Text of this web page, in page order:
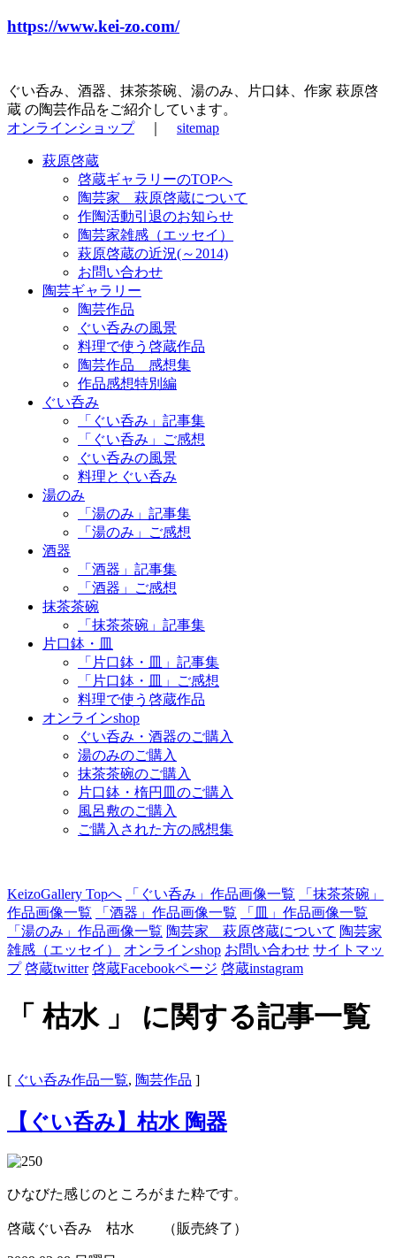
https://www.kei-zo.com/
ぐい呑み、酒器、抹茶茶碗、湯のみ、片口鉢、作家 萩原啓
蔵 の陶芸作品をご紹介しています。
オンラインショップ｜ sitemap
萩原啓蔵
啓蔵ギャラリーのTOPへ
陶芸家 萩原啓蔵について
作陶活動引退のお知らせ
陶芸家雑感（エッセイ）
萩原啓蔵の近況(～2014)
お問い合わせ
陶芸ギャラリー
陶芸作品
ぐい呑みの風景
料理で使う啓蔵作品
陶芸作品 感想集
作品感想特別編
ぐい呑み
「ぐい呑み」記事集
「ぐい呑み」ご感想
ぐい呑みの風景
料理とぐい呑み
湯のみ
「湯のみ」記事集
「湯のみ」ご感想
酒器
「酒器」記事集
「酒器」ご感想
抹茶茶碗
「抹茶茶碗」記事集
片口鉢・皿
「片口鉢・皿」記事集
「片口鉢・皿」ご感想
料理で使う啓蔵作品
オンラインshop
ぐい呑み・酒器のご購入
湯のみのご購入
抹茶茶碗のご購入
片口鉢・楕円皿のご購入
風呂敷のご購入
ご購入された方の感想集
KeizoGallery Topへ 「ぐい呑み」作品画像一覧
「抹茶茶碗」
作品画像一覧
「酒器」作品画像一覧
「皿」作品画像一覧
「湯のみ」作品画像一覧 陶芸家 萩原啓蔵について 陶芸家
雑感（エッセイ）
オンラインshop お問い合わせ サイトマッ
プ 啓蔵twitter 啓蔵Facebookページ 啓蔵instagram
「 枯水 」 に関する記事一覧
[ ぐい呑み作品一覧, 陶芸作品 ]
【ぐい呑み】枯水 陶器
ひなびた感じのところがまた粋です。
啓蔵ぐい呑み 枯水 （販売終了）